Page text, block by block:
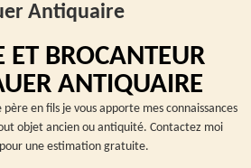
Antiquaire
BROCANTEUR
ANTIQUAIRE
en fils je vous apporte mes connaissances
objet ancien ou antiquité. Contactez moi
une estimation gratuite.